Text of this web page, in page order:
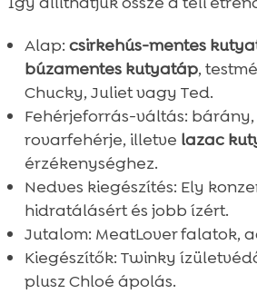
Alap: csirkehús-mentes
búzamentes kutyatáp,
Chucky, Juliet vagy Ted.
Fehérjeforrás-váltás:
rovarfehérje, illetve lazac
érzékenységhez.
Nedves kiegészítés: Ely
hidratálásért és jobb ízért.
Jutalom: MeatLover falatok,
Kiegészítők: Twinky
plusz Chloé ápolás.